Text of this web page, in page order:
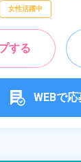
女性活躍中
する
WEBで